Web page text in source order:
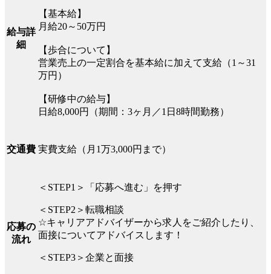
給与詳
細
【基本給】
月給20～50万円
【歩合について】
営業売上の一定割合を基本給に加えて支給（1～31
万円）
【研修中の給与】
日給8,000円（期間：3ヶ月／1日8時間勤務）
交通費 実費支給（月1万3,000円まで）
応募の
流れ
＜STEP1＞「応募へ進む」を押す
＜STEP2＞転職相談
☆キャリアアドバイザーから求人をご紹介したり、
面接についてアドバイスします！
＜STEP3＞企業と面接